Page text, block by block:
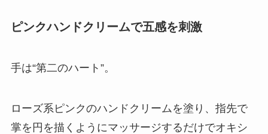
ピンクハンドクリームで五感を刺激
手は“第二のハート”。
ローズ系ピンクのハンドクリームを塗り、指先で
掌を円を描くようにマッサージするだけでオキシ